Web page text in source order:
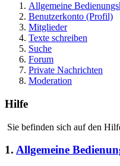
Allgemeine
Benutzerkonto (Profil)
Mitglieder
Texte schreiben
Suche
Forum
Private Nachrichten
Moderation
Hilfe
Sie befinden sich auf den
1. Allgemeine